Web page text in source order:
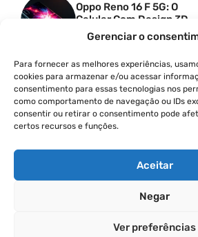
Gerenciar o
Para fornecer as melhores experiências,
cookies para armazenar e/ou acessar
consentimento para essas tecnologias nos
como comportamento de navegação ou IDs
consentir ou retirar o consentimento pode
certos recursos e funções.
Aceitar
Negar
Ver preferências
Oppo Reno 16 F 5G: O
Celular Com Design 3D
Surreal E Câmeras De 50
MP
PRODUTIVIDADE DIGITAL
Faca Isso Agora Para
Siri Melhor
INSIGHTS & OPINIÃO
A Guerra Dos
POLÍTICA DE